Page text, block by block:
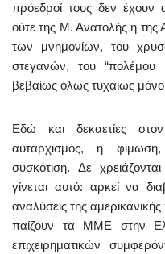
πρόεδροί τους δεν έχουν
ούτε της Μ. Ανατολής ή της
των μνημονίων, του
στεγανών, του
βεβαίως όλως τυχαίως μόνο
Εδώ και δεκαετίες
αυταρχισμός, η
συσκότιση. Δε
γίνεται αυτό: αρκεί να
αναλύσεις της
παίζουν τα ΜΜΕ στην
επιχειρηματικών